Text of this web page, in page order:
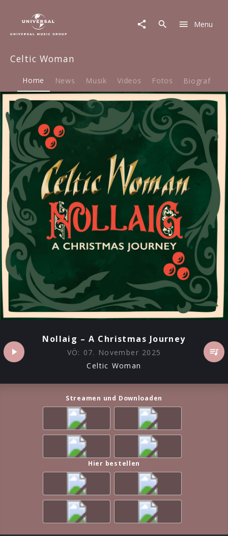
Musik
Merch
Menu
Celtic Woman
Home News Musik Videos Fotos Biografie
Nollaig – A Christmas Journey
VÖ: 07. November 2025
Celtic Woman
Streamen und Downloaden
Hier bestellen